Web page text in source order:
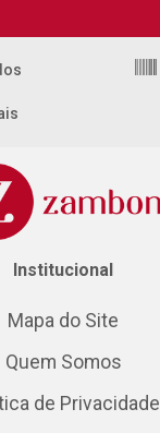
Institucional
Mapa do Site
Quem Somos
de Privacidade